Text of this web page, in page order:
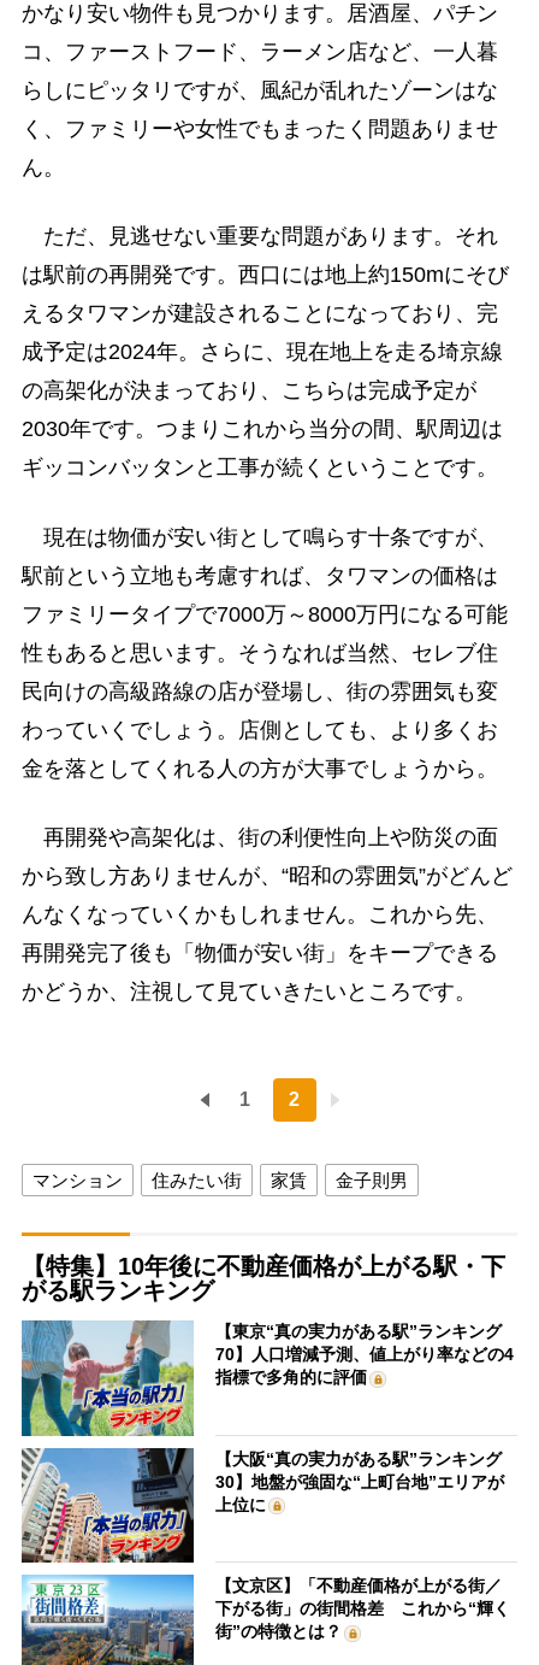
かなり安い物件も見つかります。居酒屋、パチン
コ、ファーストフード、ラーメン店など、一人暮
らしにピッタリですが、風紀が乱れたゾーンはな
く、ファミリーや女性でもまったく問題ありませ
ん。
ただ、見逃せない重要な問題があります。それ
は駅前の再開発です。西口には地上約150mにそび
えるタワマンが建設されることになっており、完
成予定は2024年。さらに、現在地上を走る埼京線
の高架化が決まっており、こちらは完成予定が
2030年です。つまりこれから当分の間、駅周辺は
ギッコンバッタンと工事が続くということです。
現在は物価が安い街として鳴らす十条ですが、
駅前という立地も考慮すれば、タワマンの価格は
ファミリータイプで7000万～8000万円になる可能
性もあると思います。そうなれば当然、セレブ住
民向けの高級路線の店が登場し、街の雰囲気も変
わっていくでしょう。店側としても、より多くお
金を落としてくれる人の方が大事でしょうから。
再開発や高架化は、街の利便性向上や防災の面
から致し方ありませんが、“昭和の雰囲気”がどんど
んなくなっていくかもしれません。これから先、
再開発完了後も「物価が安い街」をキープできる
かどうか、注視して見ていきたいところです。
1 2
マンション 住みたい街 家賃 金子則男
【特集】10年後に不動産価格が上がる駅・下
がる駅ランキング
【東京“真の実力がある駅”ランキング
70】人口増減予測、値上がり率などの4
指標で多角的に評価
【大阪“真の実力がある駅”ランキング
30】地盤が強固な“上町台地”エリアが
上位に
【文京区】「不動産価格が上がる街／
下がる街」の街間格差 これから“輝く
街”の特徴とは？